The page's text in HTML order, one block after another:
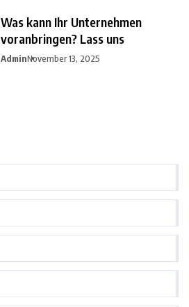
Was kann Ihr Unternehmen
voranbringen? Lass uns
AdminNovember 13, 2025